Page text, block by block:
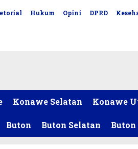
Hukum Opini DPRD
Konawe Selatan Konawe
Buton Buton Selatan Buton